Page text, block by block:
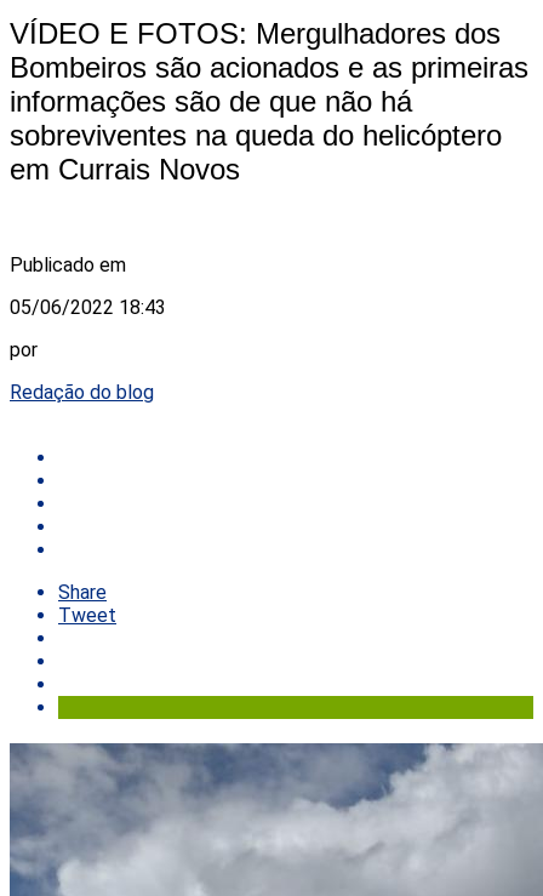
VÍDEO E FOTOS: Mergulhadores dos
Bombeiros são acionados e as primeiras
informações são de que não há
sobreviventes na queda do helicóptero
em Currais Novos
Publicado em
05/06/2022 18:43
por
Redação do blog
Share
Tweet